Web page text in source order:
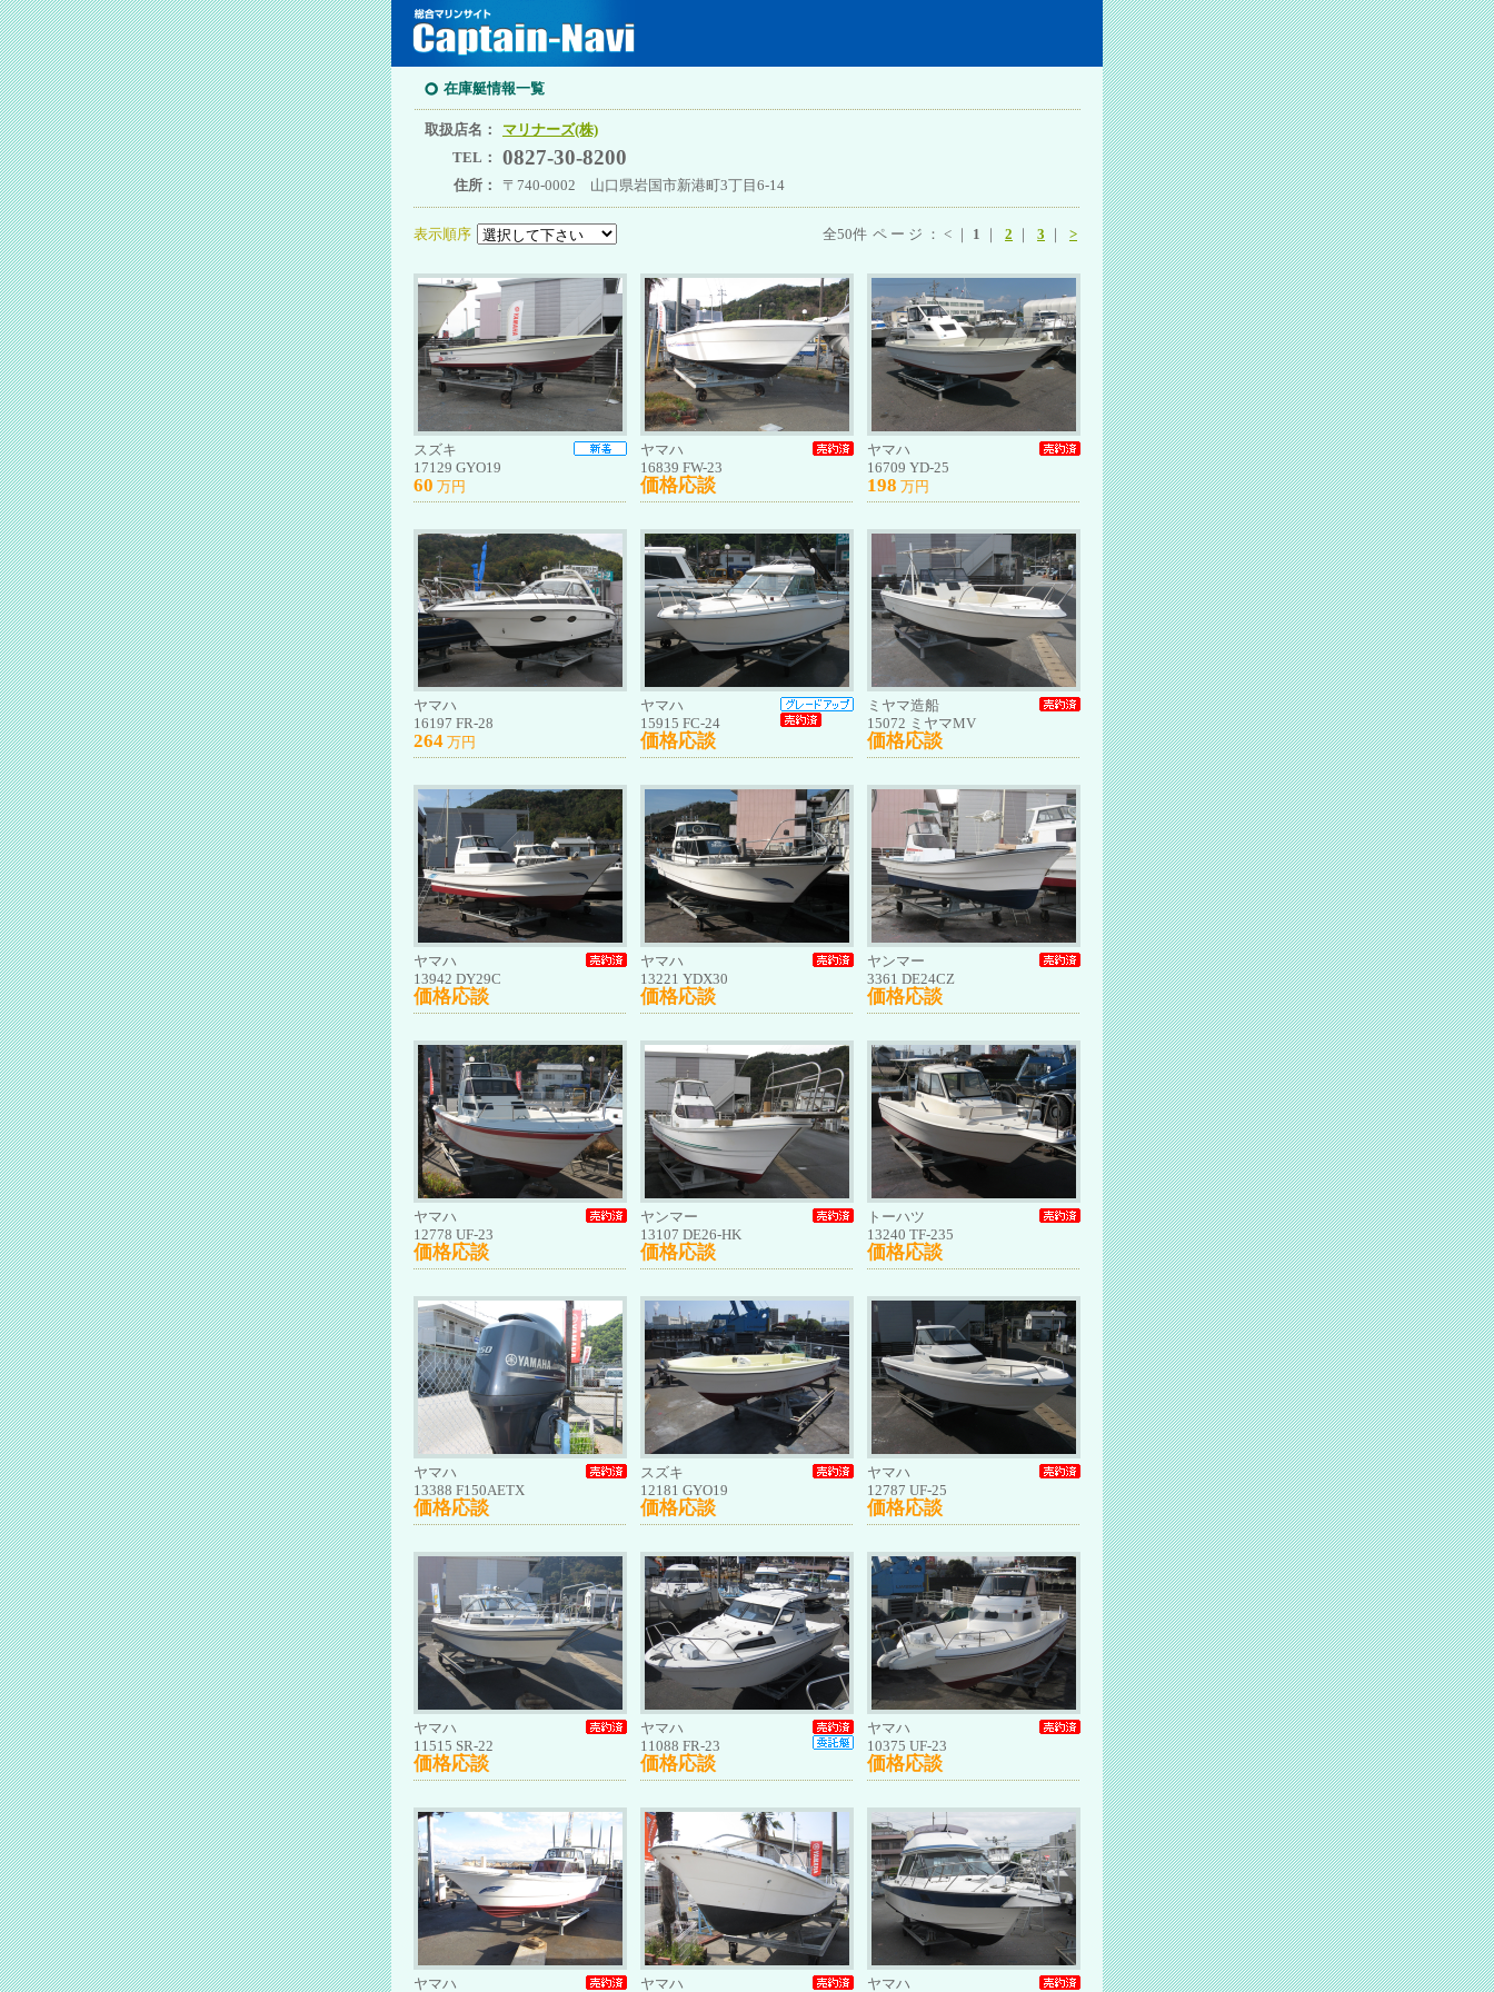
在庫艇情報一覧
取扱店名：
マリナーズ(株)
TEL：
0827-30-8200
住所： 〒740-0002 山口県岩国市新港町3丁目6-14
表示順序 全50件 ページ：<｜ 1 2 3 >
スズキ
17129 GYO19
60 万円
ヤマハ
16839 FW-23
価格応談
ヤマハ
16709 YD-25
198 万円
ヤマハ
16197 FR-28
264 万円
ヤマハ
15915 FC-24
価格応談
ミヤマ造船
15072 ミヤマMV
価格応談
ヤマハ
13942 DY29C
価格応談
ヤマハ
13221 YDX30
価格応談
ヤンマー
3361 DE24CZ
価格応談
ヤマハ
12778 UF-23
価格応談
ヤンマー
13107 DE26-HK
価格応談
トーハツ
13240 TF-235
価格応談
ヤマハ
13388 F150AETX
価格応談
スズキ
12181 GYO19
価格応談
ヤマハ
12787 UF-25
価格応談
ヤマハ
11515 SR-22
価格応談
ヤマハ
11088 FR-23
価格応談
ヤマハ
10375 UF-23
価格応談
ヤマハ ヤマハ ヤマハ